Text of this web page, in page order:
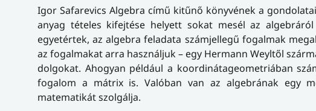
Igor Safarevics Algebra című kitűnő könyvének a
anyag tételes kifejtése helyett sokat mesél az
egyetértek, az algebra feladata számjellegű fogalmak
az fogalmakat arra használjuk – egy Hermann Weyltől
dolgokat. Ahogyan például a koordinátageometriában
fogalom a mátrix is. Valóban van az algebrának egy
matematikát szolgálja.